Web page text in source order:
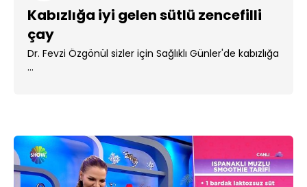
Kabızlığa iyi gelen sütlü zencefilli
çay
Dr. Fevzi Özgönül sizler için Sağlıklı Günler'de kabızlığa
...